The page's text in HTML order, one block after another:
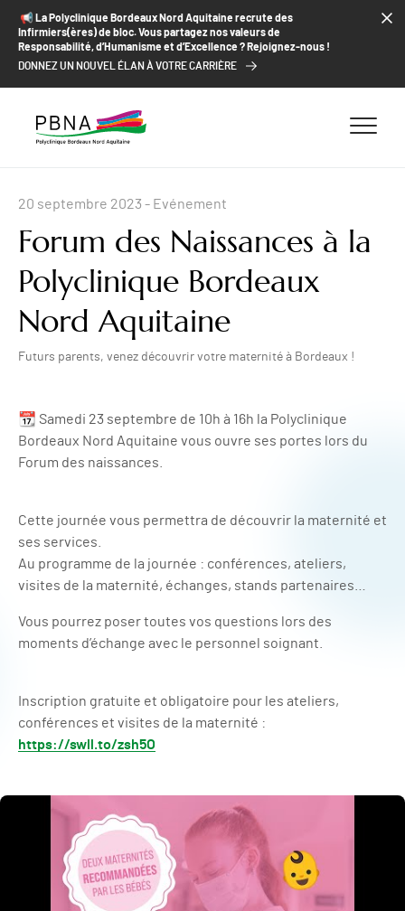
ALLER AU CONTENU
ALLER AU MENU
ALLER À LA RECHERCHE
📢​ La Polyclinique Bordeaux Nord Aquitaine recrute des
Infirmiers(ères) de bloc. Vous partagez nos valeurs de
Responsabilité, d’Humanisme et d’Excellence ? Rejoignez-nous !
DONNEZ UN NOUVEL ÉLAN À VOTRE CARRIÈRE
20 septembre 2023 - Evénement
Forum des Naissances à la
Polyclinique Bordeaux
Nord Aquitaine
Futurs parents, venez découvrir votre maternité à Bordeaux !
📆 Samedi 23 septembre de 10h à 16h la Polyclinique
Bordeaux Nord Aquitaine vous ouvre ses portes lors du
Forum des naissances.
Cette journée vous permettra de découvrir la maternité et
ses services.
Au programme de la journée : conférences, ateliers,
visites de la maternité, échanges, stands partenaires…
Vous pourrez poser toutes vos questions lors des
moments d’échange avec le personnel soignant.
Inscription gratuite et obligatoire pour les ateliers,
conférences et visites de la maternité :
https://swll.to/zsh5O